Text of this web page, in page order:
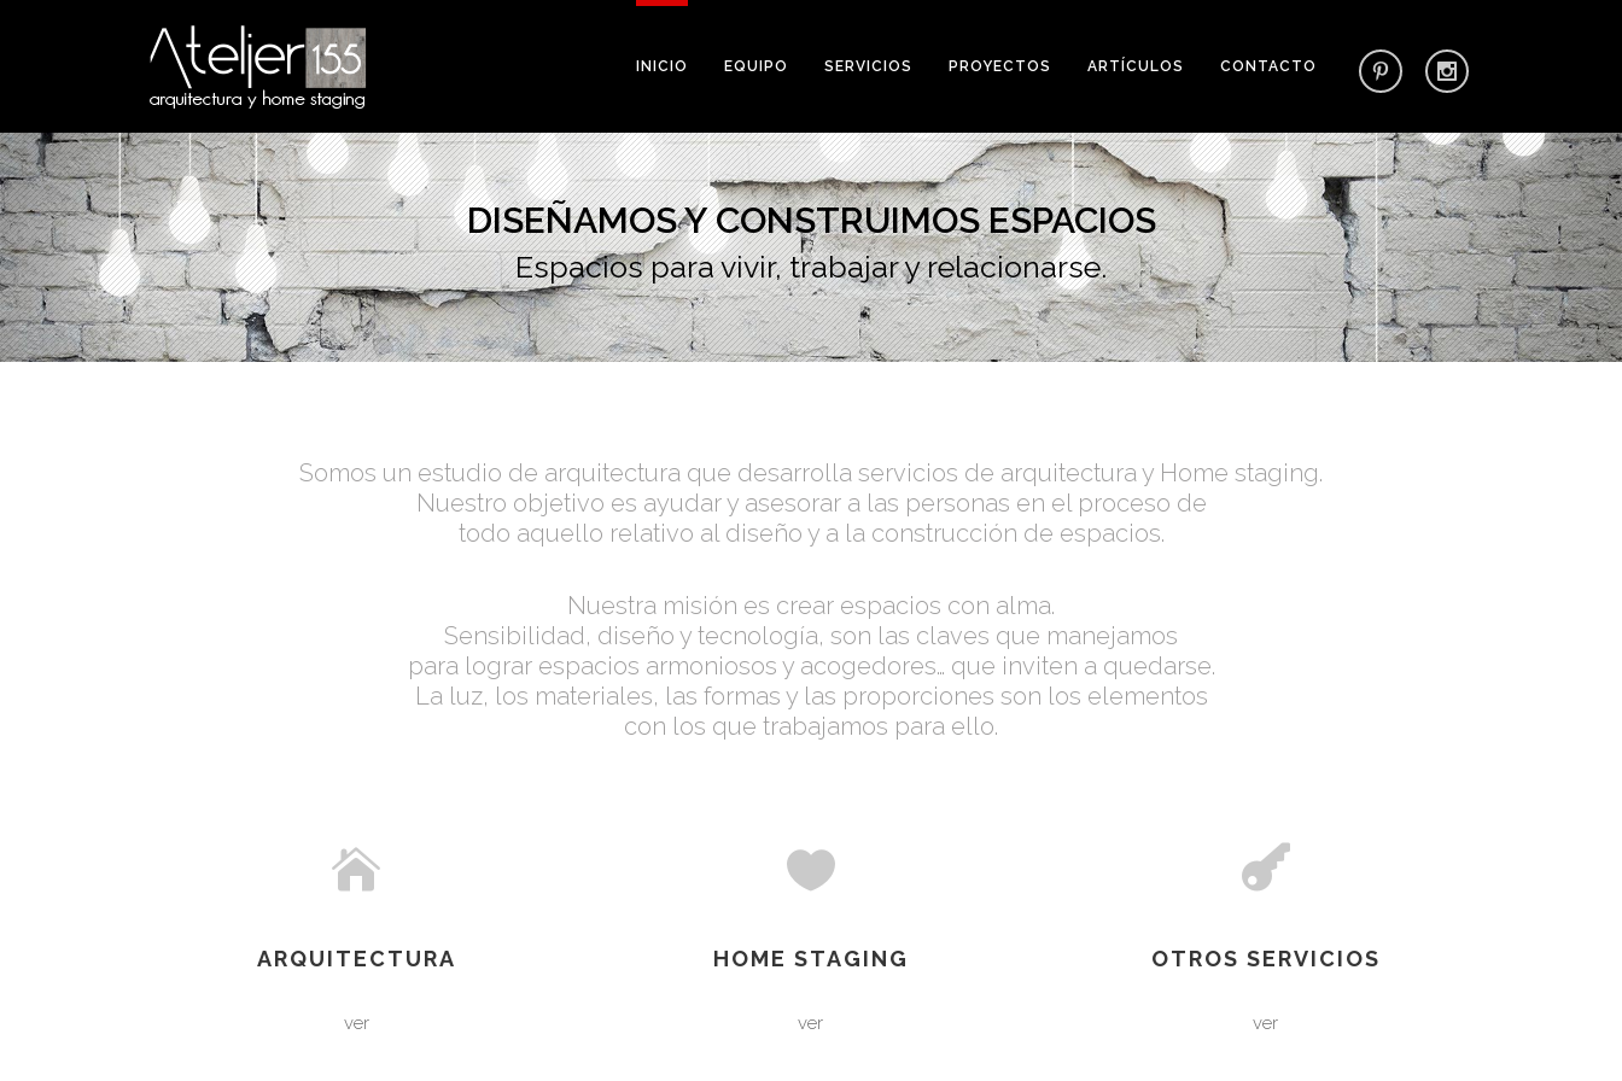
INICIO EQUIPO SERVICIOS PROYECTOS ARTÍCULOS CONTACTO
DISEÑAMOS Y CONSTRUIMOS ESPACIOS
Espacios para vivir, trabajar y relacionarse.
Somos un estudio de arquitectura que desarrolla servicios de arquitectura y Home staging.
Nuestro objetivo es ayudar y asesorar a las personas en el proceso de
todo aquello relativo al diseño y a la construcción de espacios.
Nuestra misión es crear espacios con alma.
Sensibilidad, diseño y tecnología, son las claves que manejamos
para lograr espacios armoniosos y acogedores… que inviten a quedarse.
La luz, los materiales, las formas y las proporciones son los elementos
con los que trabajamos para ello.
ARQUITECTURA
ver
HOME STAGING
ver
OTROS SERVICIOS
ver